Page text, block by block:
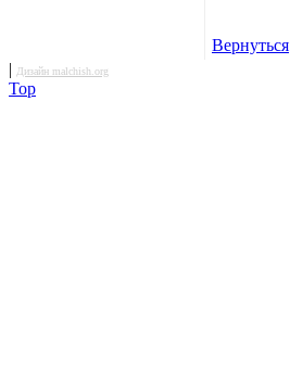
Вернуться
| Дизайн malchish.org
Top